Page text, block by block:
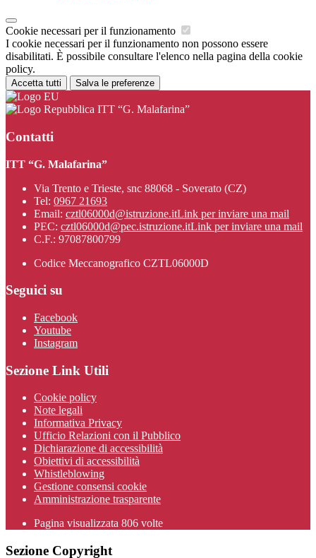
Cookie necessari per il funzionamento
I cookie necessari per il funzionamento non possono essere
disabilitati. È possibile consultare l'elenco nella pagina della cookie
policy.
Accetta tutti Salva le preferenze
ITT “G. Malafarina”
Contatti
ITT “G. Malafarina”
Via Trento e Trieste, snc 88068 - Soverato (CZ)
Tel: 0967 21693
Email: cztl06000d@istruzione.itLink per inviare una mail
PEC: cztl06000d@pec.istruzione.itLink per inviare una mail
C.F.: 97087800799
Codice Meccanografico CZTL06000D
Seguici su
Facebook
Youtube
Instagram
Sezione Link Utili
Cookie policy
Note legali
Informativa Privacy
Ufficio Relazioni con il Pubblico
Dichiarazione di accessibilità
Obiettivi di accessibilità
Whistleblowing
Gestione consensi cookie
Amministrazione trasparente
Pagina visualizzata 806 volte
Sezione Copyright